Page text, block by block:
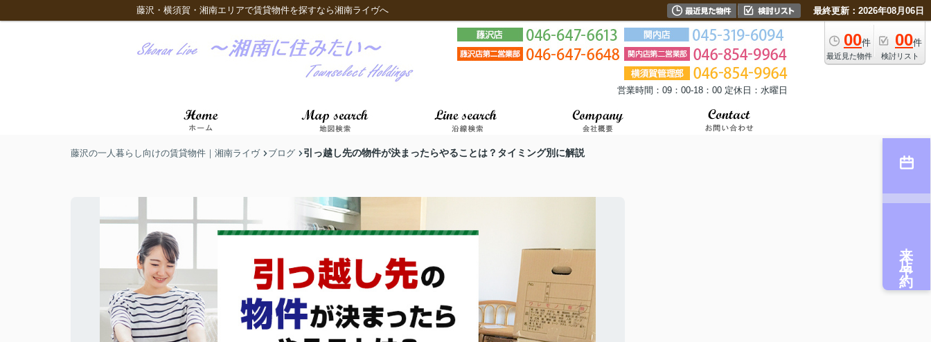
藤沢・横須賀・湘南エリアで賃貸物件を探すなら湘南ライヴへ 最終更新：2026年08月06日
00件
最近見た物件
00件
検討リスト
営業時間：09：00-18：00 定休日：水曜日
藤沢の一人暮らし向けの賃貸物件｜湘南ライヴ ブログ 引っ越し先の物件が決まったらやることは？タイミング別に解説
来店予約